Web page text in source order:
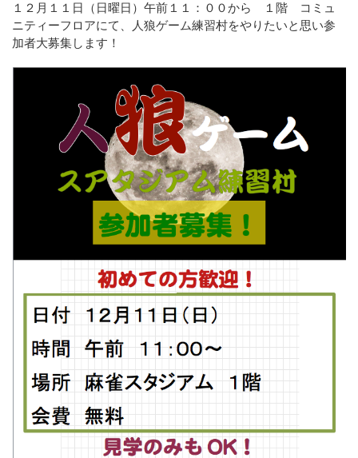
１２月１１日（日曜日）午前１１：００から １階 コミュ
ニティーフロアにて、人狼ゲーム練習村をやりたいと思い参
加者大募集します！